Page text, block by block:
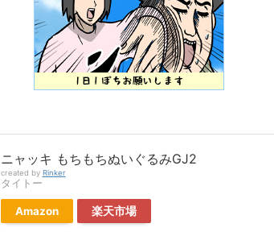
ニャッキ もちもちぬいぐるみGJ2
created by Rinker
タイトー
Amazon 楽天市場